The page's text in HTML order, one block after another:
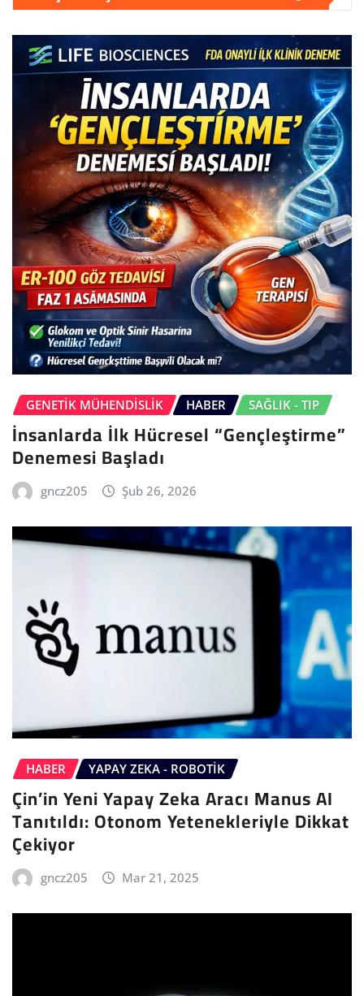
GENETIK MÜHENDISLIK HABER SAĞLIK - TIP
İnsanlarda İlk Hücresel “Gençleştirme”
Denemesi Başladı
gncz205 Şub 26, 2026
HABER YAPAY ZEKA - ROBOTIK
Çin’in Yeni Yapay Zeka Aracı Manus AI
Tanıtıldı: Otonom Yetenekleriyle Dikkat
Çekiyor
gncz205 Mar 21, 2025